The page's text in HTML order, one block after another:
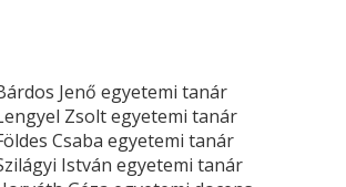
Jenő egyetemi tanár
Zsolt egyetemi tanár
Csaba egyetemi tanár
István egyetemi tanár